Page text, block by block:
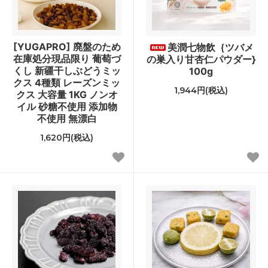
[YUGAPRO] 廃盤のため
在庫処分現品限り 葡萄づ
くし 新疆干しぶどうミッ
クス 4種類 レーズンミッ
クス 大容量 1KG ノンオ
イル 砂糖不使用 添加物
不使用 無漂白
1,620円(税込)
美潤七物飲｛ツバメ
の巣入り甘杏仁パウダー}
100g
1,944円(税込)